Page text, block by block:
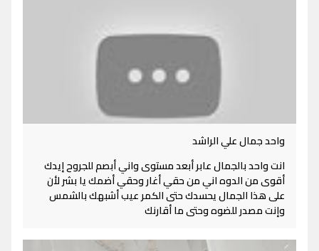
واحد جمال علي الراشد
انت واحد بالجمال عابر أبعد مستوى واني أبصم للجروح إيدك
أقوى من الدوه اني من حقي أغار وحقي أضمك يا بشر لأن
على هذا الجمال يحسدك حتى الكمر عيب أشبهك بالشمس
وإنت مصدر للضوه وحتى ما أقارنك